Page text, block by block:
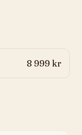
8 999 kr